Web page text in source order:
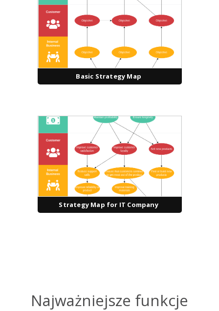
Basic Strategy Map
Strategy Map for IT Company
Najważniejsze funkcje